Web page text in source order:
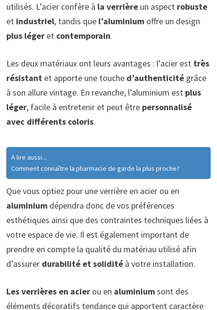
utilisés. L’acier confère à la verrièreun aspect robuste
etindustriel, tandis que l’aluminiumoffre un design
plus légeretcontemporain.
Les deux matériaux ont leurs avantages : l’acier esttrès
résistantet apporte une touche d’authenticitégrâce
à son allure vintage. En revanche, l’aluminium est plus
léger, facile à entretenir et peut être personnalisé
avec différents coloris.
A lire aussi...
Comment connaître la pharmacie de garde la plus proche?
Que vous optiez pour une verrière en acier ou en
aluminiumdépendra donc de vos préférences
esthétiques ainsi que des contraintes techniques liées à
votre espace de vie. Il est également important de
prendre en compte la qualité du matériau utilisé afin
d’assurer durabilité et soliditéà votre installation.
Les verrières en acierou en aluminiumsont des
éléments décoratifs tendance qui apportent caractère